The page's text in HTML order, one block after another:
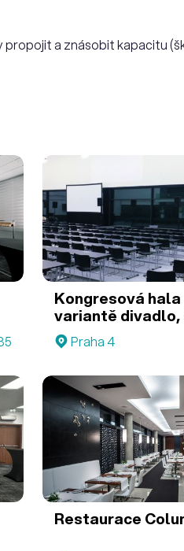
propojit a znásobit kapacitu
Kongresová hala
variantě divadlo,
banket
Praha 4
Restaurace